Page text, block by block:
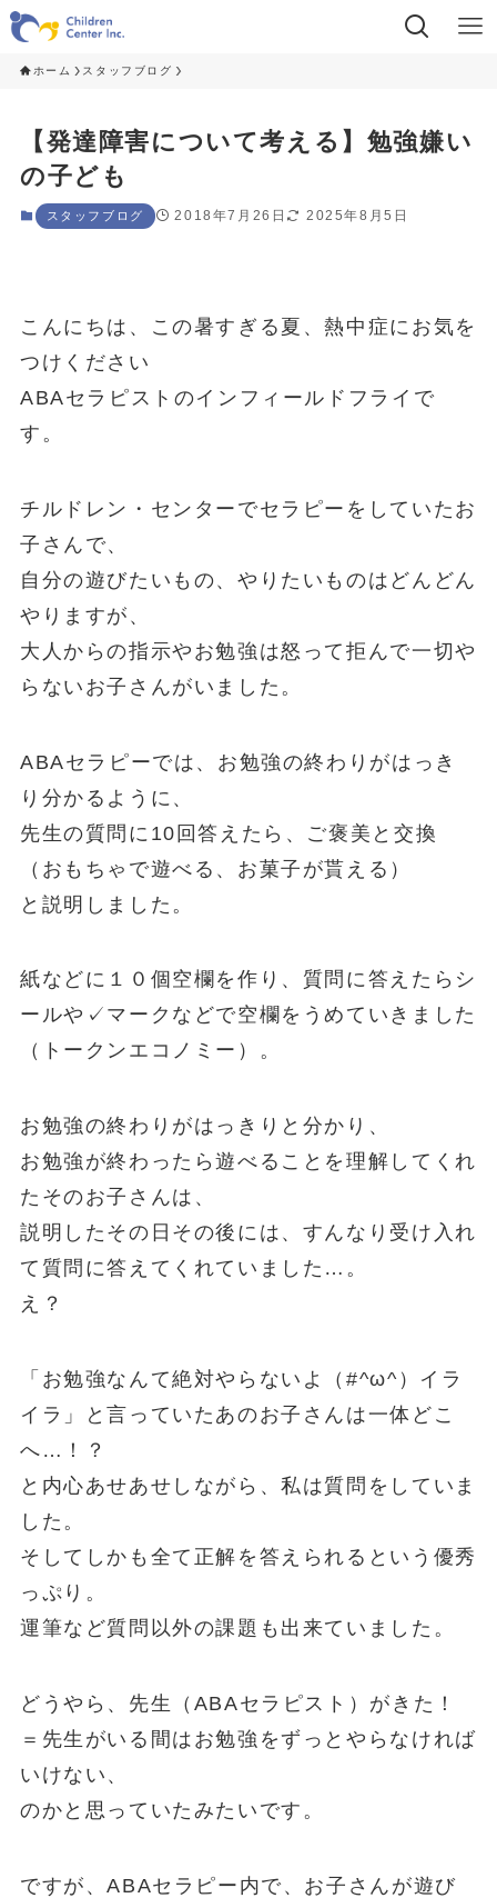
ホーム スタッフブログ
【発達障害について考える】勉強嫌い
の子ども
スタッフブログ 2018年7月26日 2025年8月5日
こんにちは、この暑すぎる夏、熱中症にお気を
つけください
ABAセラピストのインフィールドフライで
す。
チルドレン・センターでセラピーをしていたお
子さんで、
自分の遊びたいもの、やりたいものはどんどん
やりますが、
大人からの指示やお勉強は怒って拒んで一切や
らないお子さんがいました。
ABAセラピーでは、お勉強の終わりがはっき
り分かるように、
先生の質問に10回答えたら、ご褒美と交換
（おもちゃで遊べる、お菓子が貰える）
と説明しました。
紙などに１０個空欄を作り、質問に答えたらシ
ールや✓マークなどで空欄をうめていきました
（トークンエコノミー）。
お勉強の終わりがはっきりと分かり、
お勉強が終わったら遊べることを理解してくれ
たそのお子さんは、
説明したその日その後には、すんなり受け入れ
て質問に答えてくれていました…。
え？
「お勉強なんて絶対やらないよ（#^ω^）イラ
イラ」と言っていたあのお子さんは一体どこ
へ…！？
と内心あせあせしながら、私は質問をしていま
した。
そしてしかも全て正解を答えられるという優秀
っぷり。
運筆など質問以外の課題も出来ていました。
どうやら、先生（ABAセラピスト）がきた！
＝先生がいる間はお勉強をずっとやらなければ
いけない、
のかと思っていたみたいです。
ですが、ABAセラピー内で、お子さんが遊び